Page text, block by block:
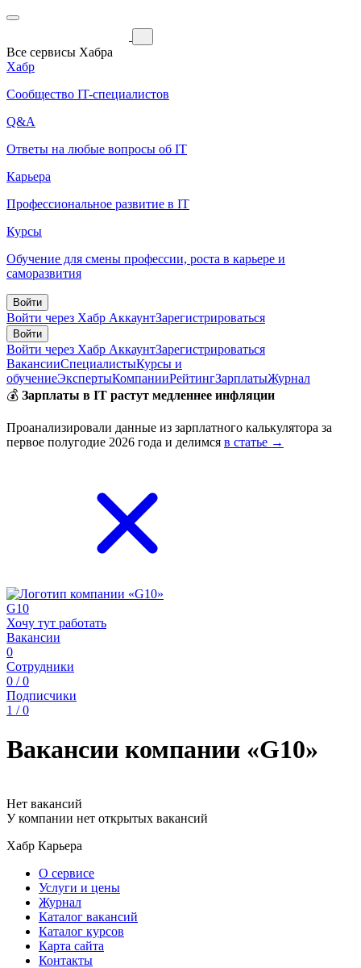
Все сервисы Хабра
Хабр
Сообщество IT-специалистов
Q&A
Ответы на любые вопросы об IT
Карьера
Профессиональное развитие в IT
Курсы
Обучение для смены профессии, роста в карьере и
саморазвития
Войти
Войти через Хабр АккаунтЗарегистрироваться
Войти
Войти через Хабр АккаунтЗарегистрироваться
ВакансииСпециалистыКурсы и
обучениеЭкспертыКомпанииРейтингЗарплатыЖурнал
💰 Зарплаты в IT растут медленнее инфляции
Проанализировали данные из зарплатного калькулятора за
первое полугодие 2026 года и делимся в статье →
G10
Хочу тут работать
Вакансии
0
Сотрудники
0 / 0
Подписчики
1 / 0
Вакансии компании «G10»
Нет вакансий
У компании нет открытых вакансий
Хабр Карьера
О сервисе
Услуги и цены
Журнал
Каталог вакансий
Каталог курсов
Карта сайта
Контакты